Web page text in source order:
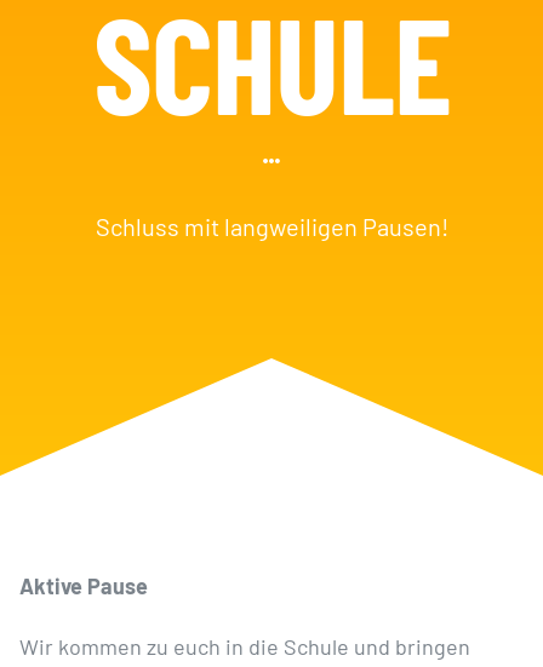
SCHULE
Schluss mit langweiligen Pausen!
Aktive Pause
Wir kommen zu euch in die Schule und bringen